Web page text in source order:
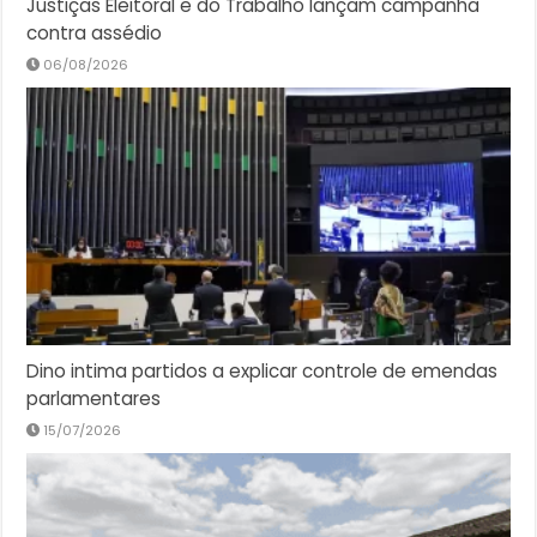
Justiças Eleitoral e do Trabalho lançam campanha
contra assédio
06/08/2026
Dino intima partidos a explicar controle de emendas
parlamentares
15/07/2026